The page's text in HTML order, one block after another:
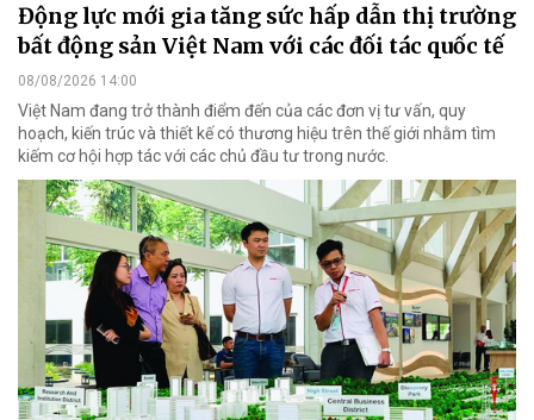
Động lực mới gia tăng sức hấp dẫn thị trường
bất động sản Việt Nam với các đối tác quốc tế
08/08/2026 14:00
Việt Nam đang trở thành điểm đến của các đơn vị tư vấn, quy
hoạch, kiến trúc và thiết kế có thương hiệu trên thế giới nhằm tìm
kiếm cơ hội hợp tác với các chủ đầu tư trong nước.